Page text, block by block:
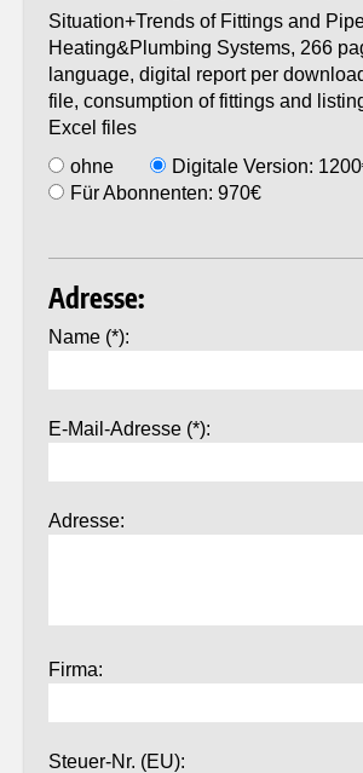
Situation+Trends of Fittings and
Heating&Plumbing Systems, 266
language, digital report per
file, consumption of fittings and
Excel files
ohne
Digitale Version:
Für Abonnenten: 970€
Adresse:
Name (*):
E-Mail-Adresse (*):
Adresse:
Firma:
Steuer-Nr. (EU):